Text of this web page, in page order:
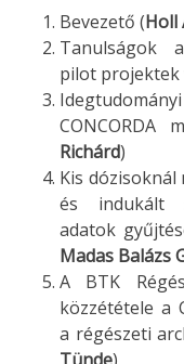
Bevezető (Holl
Tanulságok
pilot projektek
CONCORDA
Richárd)
Kis
és indukált
adatok
Madas Balázs
A BTK
közzététele a
a régészeti